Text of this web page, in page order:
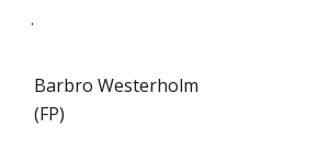
.
Barbro Westerholm
(FP)